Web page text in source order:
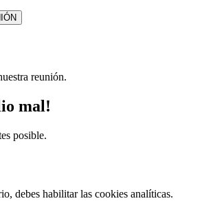
reunión.
mal!
posible.
debes habilitar las cookies analíticas.